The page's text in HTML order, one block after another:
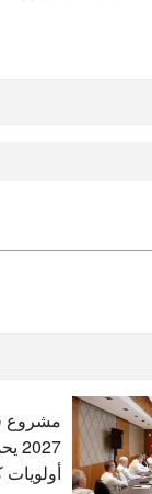
مشروع
أولويات